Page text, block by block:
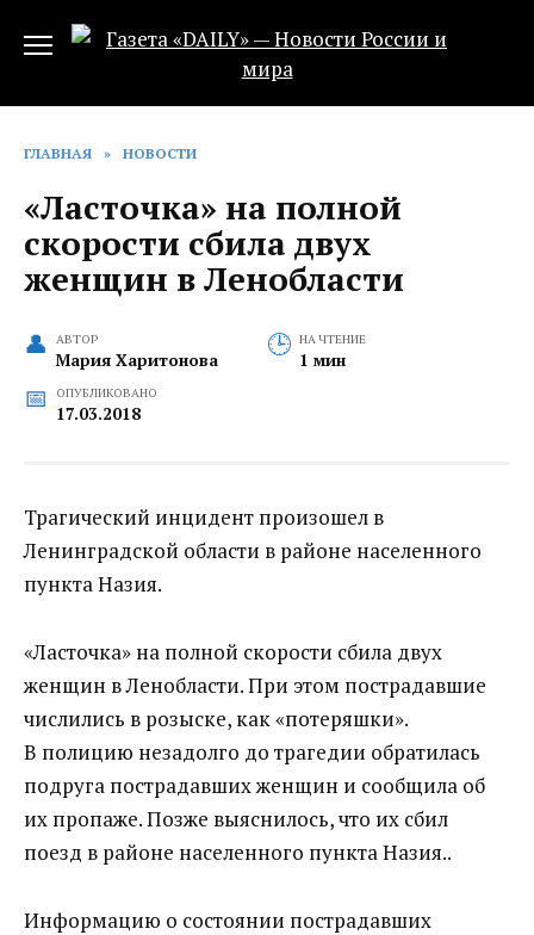
ГЛАВНАЯ » НОВОСТИ
«Ласточка» на полной
скорости сбила двух
женщин в Ленобласти
АВТОР
Мария Харитонова
НА ЧТЕНИЕ
1 мин
ОПУБЛИКОВАНО
17.03.2018
Трагический инцидент произошел в
Ленинградской области в районе населенного
пункта Назия.
«Ласточка» на полной скорости сбила двух
женщин в Ленобласти. При этом пострадавшие
числились в розыске, как «потеряшки».
В полицию незадолго до трагедии обратилась
подруга пострадавших женщин и сообщила об
их пропаже. Позже выяснилось, что их сбил
поезд в районе населенного пункта Назия..
Информацию о состоянии пострадавших